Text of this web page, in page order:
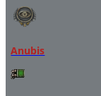
Anubis